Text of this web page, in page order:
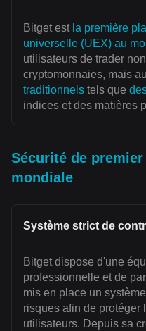
Bitget est la première
universelle (UEX) au
utilisateurs de trader
cryptomonnaies, mais
traditionnels tels que
indices et des matières
Sécurité de
mondiale
Système strict de
Bitget dispose d'une
professionnelle et de
mis en place un
risques afin de protéger
utilisateurs. Depuis sa